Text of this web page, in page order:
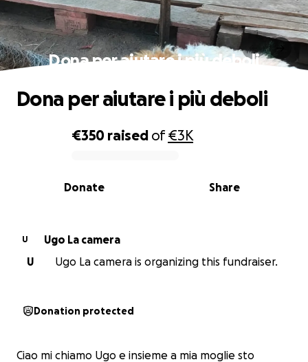
Dona per aiutare i più deboli
0% complete
€350 raised of€3K
Share
Donate
Dona per aiutare i più deboli
U
Ugo La camera
U
Ugo La camera is organizing this fundraiser.
Donation protected
Ciao mi chiamo Ugo e insieme a mia moglie sto